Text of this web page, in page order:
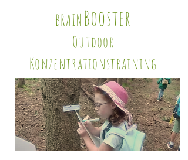
BRAINBooster
Outdoor
Konzentrationstraining